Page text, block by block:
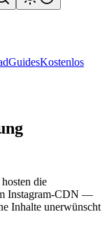
GuidesKostenlos
die
Instagram-CDN —
Inhalte unerwünscht